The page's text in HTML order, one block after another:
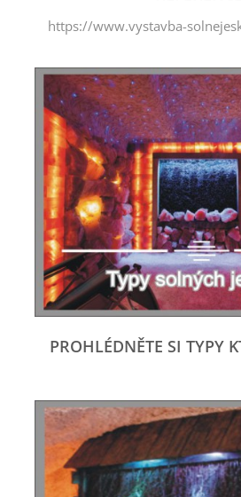
https://www.vystavba-
PROHLÉDNĚTE SI TYPY